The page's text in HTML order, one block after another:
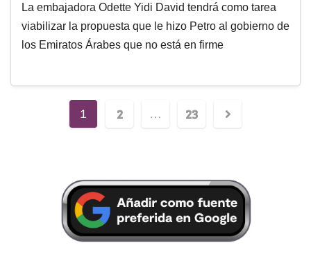
La embajadora Odette Yidi David tendrá como tarea
viabilizar la propuesta que le hizo Petro al gobierno de
los Emiratos Árabes que no está en firme
1 2 … 23